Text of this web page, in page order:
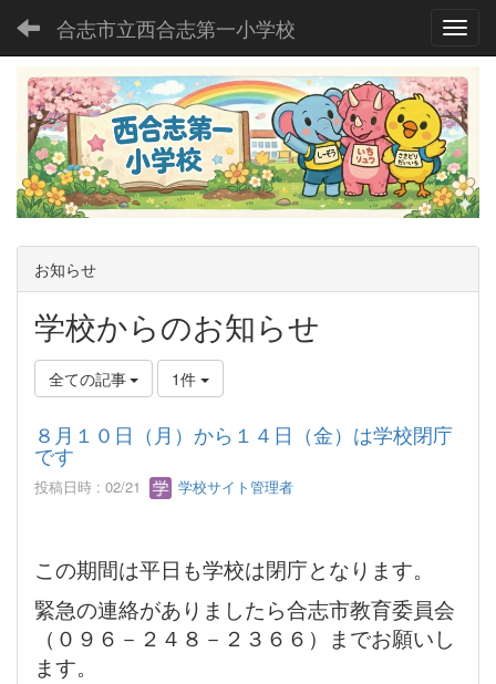
合志市立西合志第一小学校
お知らせ
学校からのお知らせ
全ての記事 1件
８月１０日（月）から１４日（金）は学校閉庁
です
投稿日時 : 02/21 学校サイト管理者
この期間は平日も学校は閉庁となります。
緊急の連絡がありましたら合志市教育委員会
（０９６－２４８－２３６６）までお願いし
ます。